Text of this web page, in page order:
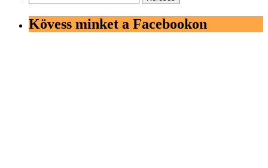
Kövess minket a Facebookon